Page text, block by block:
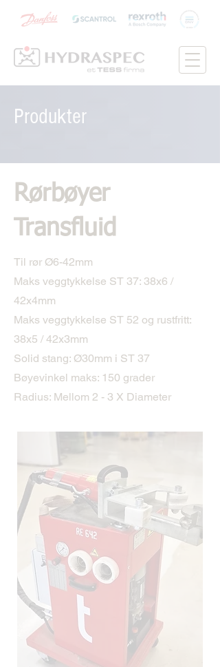
Produkter
Rørbøyer
Transfluid
Til rør Ø6-42mm
Maks veggtykkelse ST 37: 38x6 /
42x4mm
Maks veggtykkelse ST 52 og rustfritt:
38x5 / 42x3mm
Solid stang: Ø30mm i ST 37
Bøyevinkel maks: 150 grader
Radius: Mellom 2 - 3 X Diameter